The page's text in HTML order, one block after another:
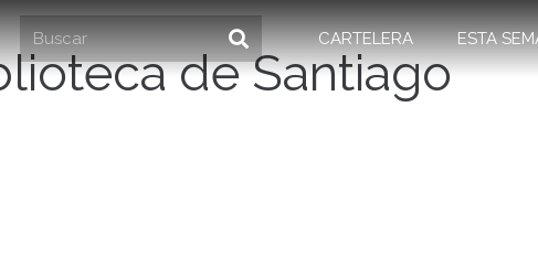
CARTELERA ESTA
de Santiago